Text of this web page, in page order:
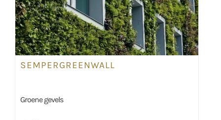
SEMPERGREENWALL
Groene gevels